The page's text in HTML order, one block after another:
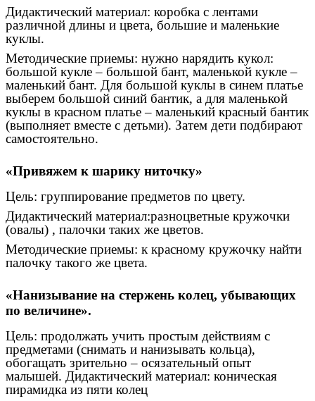
Дидактический материал: коробка с лентами
различной длины и цвета, большие и маленькие
куклы.
Методические приемы: нужно нарядить кукол:
большой кукле – большой бант, маленькой кукле –
маленький бант. Для большой куклы в синем платье
выберем большой синий бантик, а для маленькой
куклы в красном платье – маленький красный бантик
(выполняет вместе с детьми). Затем дети подбирают
самостоятельно.
«Привяжем к шарику ниточку»
Цель: группирование предметов по цвету.
Дидактический материал:разноцветные кружочки
(овалы) , палочки таких же цветов.
Методические приемы: к красному кружочку найти
палочку такого же цвета.
«Нанизывание на стержень колец, убывающих
по величине».
Цель: продолжать учить простым действиям с
предметами (снимать и нанизывать кольца),
обогащать зрительно – осязательный опыт
малышей. Дидактический материал: коническая
пирамидка из пяти колец